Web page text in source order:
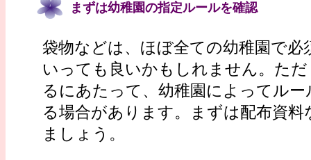
まずは幼稚園の指定ルールを確認
袋物などは、ほぼ全ての幼稚園で必
いっても良いかもしれません。た
るにあたって、幼稚園によってル
る場合があります。まずは配布資
ましょう。